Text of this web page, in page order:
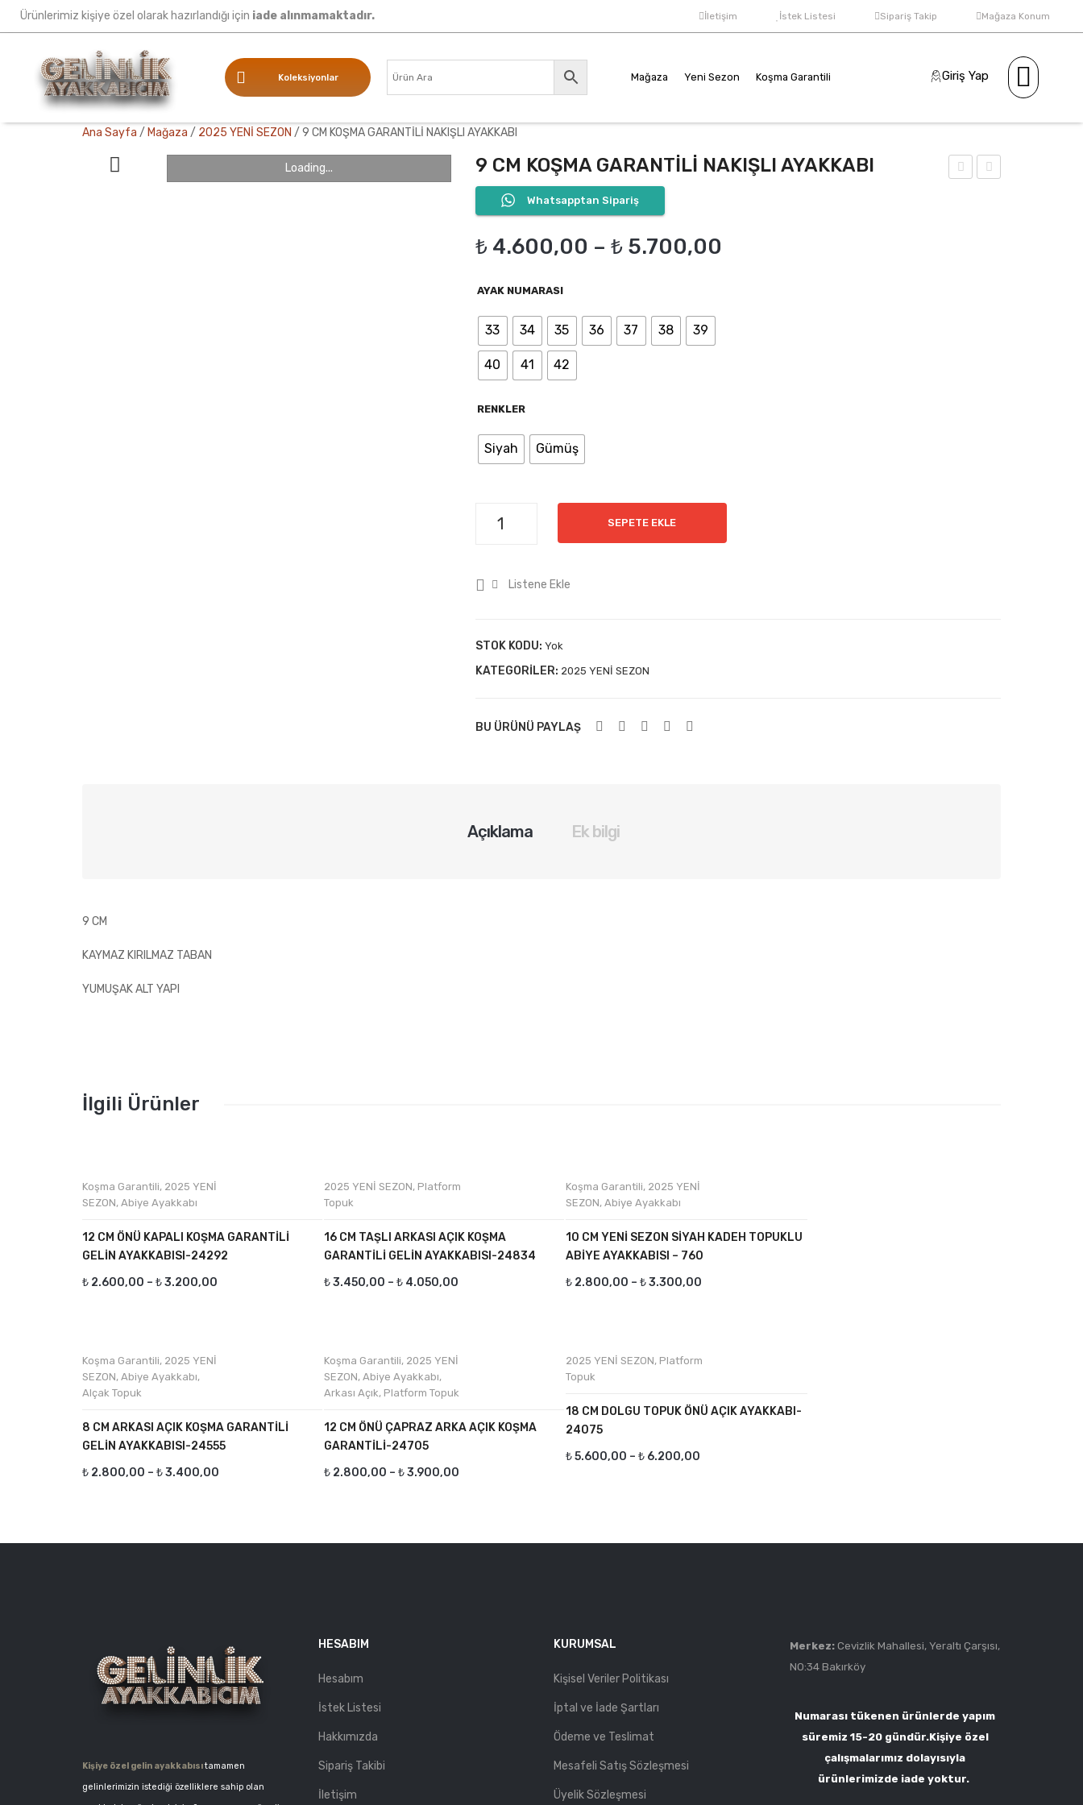
Ürünlerimiz kişiye özel olarak hazırlandığı için iade alınmamaktadır. İletişim İstek Listesi Sipariş Takip Mağaza Konum
Koleksiyonlar Mağaza Yeni Sezon Koşma Garantili Giriş Yap
Ana Sayfa / Mağaza / 2025 YENİ SEZON / 9 CM KOŞMA GARANTİLİ NAKIŞLI AYAKKABI
Loading... 9 CM KOŞMA GARANTİLİ NAKIŞLI AYAKKABI
Whatsapptan Sipariş
₺4.600,00 – ₺5.700,00
AYAK NUMARASI
33 34 35 36 37 38 39
40 41 42
RENKLER
Siyah Gümüş
SEPETE EKLE
Listene Ekle
STOK KODU: Yok
KATEGORILER: 2025 YENİ SEZON
BU ÜRÜNÜ PAYLAŞ
Açıklama Ek bilgi
9 CM
KAYMAZ KIRILMAZ TABAN
YUMUŞAK ALT YAPI
İlgili Ürünler
Koşma Garantili, 2025 YENİ
SEZON, Abiye Ayakkabı
12 CM ÖNÜ KAPALI KOŞMA GARANTİLİ
GELİN AYAKKABISI-24292
₺ 2.600,00 – ₺3.200,00
2025 YENİ SEZON, Platform
Topuk
16 CM TAŞLI ARKASI AÇIK KOŞMA
GARANTILI GELIN AYAKKABISI-24834
₺3.450,00 – ₺ 4.050,00
Koşma Garantili, 2025 YENİ
SEZON, Abiye Ayakkabı
10 CM YENİ SEZON SİYAH KADEH TOPUKLU
ABİYE AYAKKABISI – 760
₺ 2.800,00 – ₺3.300,00
Koşma Garantili, 2025 YENİ
SEZON, Abiye Ayakkabı,
Alçak Topuk
8 CM ARKASI AÇIK KOŞMA GARANTİLİ
GELİN AYAKKABISI-24555
₺ 2.800,00 – ₺3.400,00
Koşma Garantili, 2025 YENİ
SEZON, Abiye Ayakkabı,
Arkası Açık, Platform Topuk
12 CM ÖNÜ ÇAPRAZ ARKA AÇIK KOŞMA
GARANTİLİ-24705
₺ 2.800,00 – ₺3.900,00
2025 YENİ SEZON, Platform
Topuk
18 CM DOLGU TOPUK ÖNÜ AÇIK AYAKKABI-
24075
₺5.600,00 – ₺ 6.200,00
Kişiye özel gelin ayakkabısıtamamen
gelinlerimizin istediği özelliklere sahip olan
HESABIM
Hesabım
İstek Listesi
Hakkımızda
Sipariş Takibi
İletişim
KURUMSAL
Kişisel Veriler Politikası
İptal ve İade Şartları
Ödeme ve Teslimat
Mesafeli Satış Sözleşmesi
Üyelik Sözleşmesi
Merkez:Cevizlik Mahallesi, Yeraltı Çarşısı,
NO:34 Bakırköy
Numarası tükenen ürünlerde yapım
süremiz 15-20 gündür.Kişiye özel
çalışmalarımız dolayısıyla
ürünlerimizde iade yoktur.